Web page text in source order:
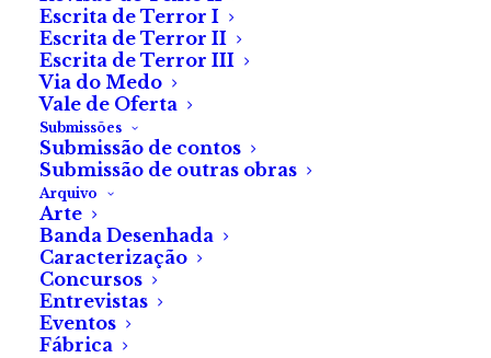
Escrita de Terror I
Escrita de Terror II
Escrita de Terror III
Via do Medo
Vale de Oferta
Submissões
Submissão de contos
Submissão de outras obras
Arquivo
Arte
Banda Desenhada
Caracterização
Concursos
Entrevistas
Eventos
Fábrica
© Fábrica do Terror 2021. Todos os direitos reservados.